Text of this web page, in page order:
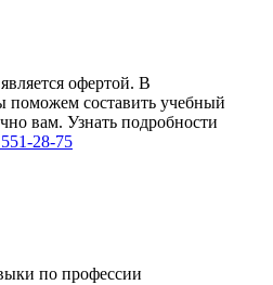
офертой. В
поможем составить учебный
вам. Узнать подробности
28-75
по профессии